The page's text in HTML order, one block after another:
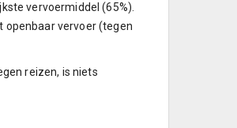
vervoermiddel (65%).
openbaar vervoer (tegen
reizen, is niets